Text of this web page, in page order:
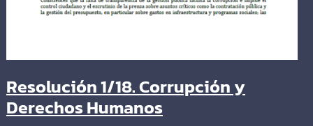
Resolución 1/18. Corrupción y
Derechos Humanos